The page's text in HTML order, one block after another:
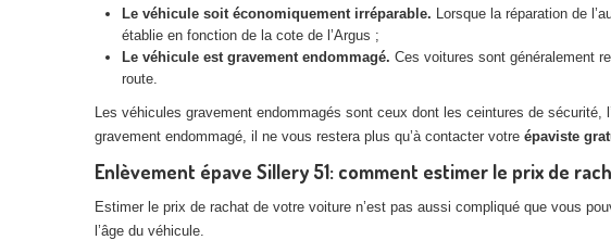
Le véhicule soit économiquement irréparable. Lorsque la réparation de
établie en fonction de la cote de l’Argus ;
Le véhicule est gravement endommagé. Ces voitures sont généralement
route.
Les véhicules gravement endommagés sont ceux dont les ceintures de
gravement endommagé, il ne vous restera plus qu’à contacter votre épaviste
Enlèvement épave Sillery 51: comment estimer le prix de
Estimer le prix de rachat de votre voiture n’est pas aussi compliqué que vous
l’âge du véhicule.